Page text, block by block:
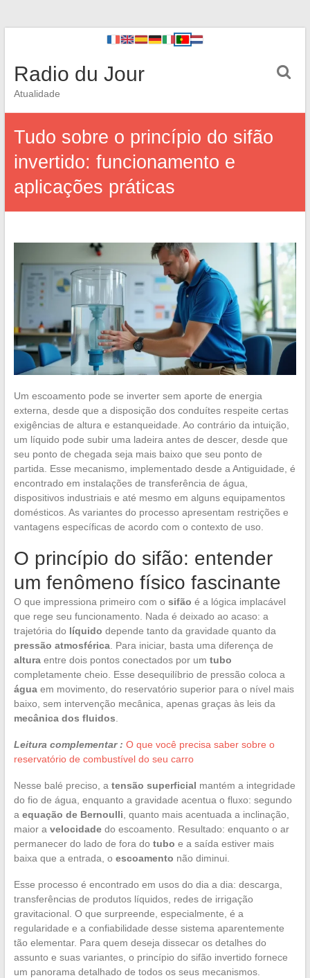
Radio du Jour
Atualidade
Tudo sobre o princípio do sifão
invertido: funcionamento e
aplicações práticas
Um escoamento pode se inverter sem aporte de energia
externa, desde que a disposição dos conduítes respeite certas
exigências de altura e estanqueidade. Ao contrário da intuição,
um líquido pode subir uma ladeira antes de descer, desde que
seu ponto de chegada seja mais baixo que seu ponto de
partida. Esse mecanismo, implementado desde a Antiguidade, é
encontrado em instalações de transferência de água,
dispositivos industriais e até mesmo em alguns equipamentos
domésticos. As variantes do processo apresentam restrições e
vantagens específicas de acordo com o contexto de uso.
O princípio do sifão: entender
um fenômeno físico fascinante
O que impressiona primeiro com o sifão é a lógica implacável
que rege seu funcionamento. Nada é deixado ao acaso: a
trajetória do líquido depende tanto da gravidade quanto da
pressão atmosférica. Para iniciar, basta uma diferença de
alturaentre dois pontos conectados por um tubo
completamente cheio. Esse desequilíbrio de pressão coloca a
águaem movimento, do reservatório superior para o nível mais
baixo, sem intervenção mecânica, apenas graças às leis da
mecânica dos fluidos
Leitura complementar : O que você precisa saber sobre o
reservatório de combustível do seu carro
Nesse balé preciso, a tensão superficial mantém a integridade
do fio de água, enquanto a gravidade acentua o fluxo: segundo
a equação de Bernoulli , quanto mais acentuada a inclinação,
maior a velocidadedo escoamento. Resultado: enquanto o ar
permanecer do lado de fora do tubo e a saída estiver mais
baixa que a entrada, o escoamento não diminui.
Esse processo é encontrado em usos do dia a dia: descarga,
transferências de produtos líquidos, redes de irrigação
gravitacional. O que surpreende, especialmente, é a
regularidade e a confiabilidade desse sistema aparentemente
tão elementar. Para quem deseja dissecar os detalhes do
assunto e suas variantes, o princípio do sifão invertido fornece
um panorama detalhado de todos os seus mecanismos.